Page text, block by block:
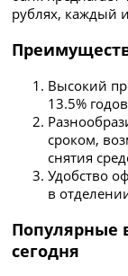
рублях, каждый
Высокий
13.5%
сроком,
снятия
Удобство
в
Популярные
сегодня